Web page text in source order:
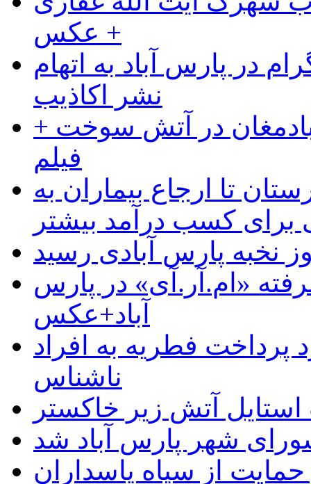
+ عکس
در پارس آباد به اتهام
نشر اکاذیب
در آتش سوخت +
فیلم
تا ارجاع بیماران به
کسب درآمد بیشتر
نخبه پارس آبادی رسید
«ام.آر.آی» در پارس
آباد+عکس
پرداخت فطریه به افراد
ناشناس
آتش زیر خاکستر
شهر پارس آباد شد
از سپاه پاسداران